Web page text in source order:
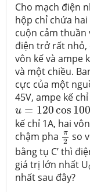
Cho mạch điện
hộp chỉ chứa
cuộn cảm thuần
điện trở rất nhỏ,
vôn kế và ampe
và một chiều.
cực của một
45V, ampe kế
u = 120cos
u=120cos100π
kế chỉ 1A, hai
chậm pha π
2
π2so
bằng tụ C’ thì
giá trị lớn nhất U
nhất sau đây?